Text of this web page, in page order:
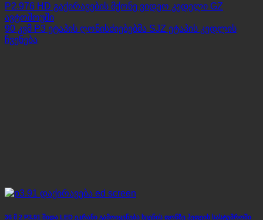
P2.976 HD გაქირავების მქონე ვიდეო კედელი GZ
ავტოშოუში
90 კვმ P3 ეტაპის ღონისძიებებმა SJZ ეტაპის კედლის
ჩვენება
36 მ 2 P3.91 შიდა LED ეკრანი გამოიყენება სცენის ფონზე ჰეფეის სასტუმროში